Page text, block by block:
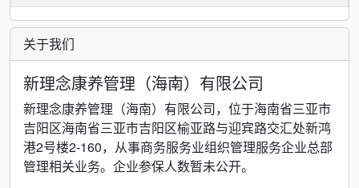
关于我们
新理念康养管理（海南）有限公司
新理念康养管理（海南）有限公司，位于海南省三亚市
吉阳区海南省三亚市吉阳区榆亚路与迎宾路交汇处新鸿
港2号楼2-160，从事商务服务业组织管理服务企业总部
管理相关业务。企业参保人数暂未公开。